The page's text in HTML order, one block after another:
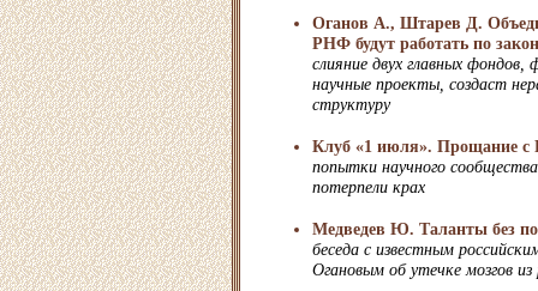
Оганов А., Штарев Д.
РНФ будут работать по
слияние двух главных
научные проекты, создаст
структуру
Клуб «1 июля». Прощание
попытки научного
потерпели крах
Медведев Ю. Таланты без
беседа с известным
Огановым об утечке мозгов из